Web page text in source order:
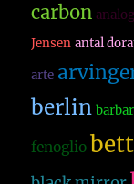
carbon
Jensen antal
arte
berlin
fenoglio